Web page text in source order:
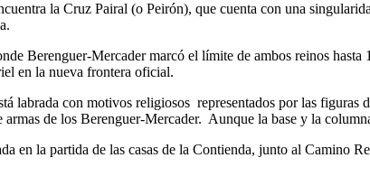
la Cruz Pairal (o Peirón), que cuenta con una
Berenguer-Mercader marcó el límite de ambos reinos
en la nueva frontera oficial.
labrada con motivos religiosos representados por las
de los Berenguer-Mercader. Aunque la base y la
en la partida de las casas de la Contienda, junto al Camino